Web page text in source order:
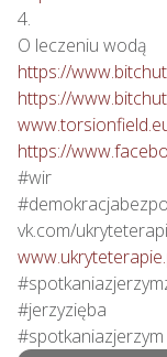
4.
https://
https://
https://
#wir
#jerzyzięba
#spotkaniazjerzym